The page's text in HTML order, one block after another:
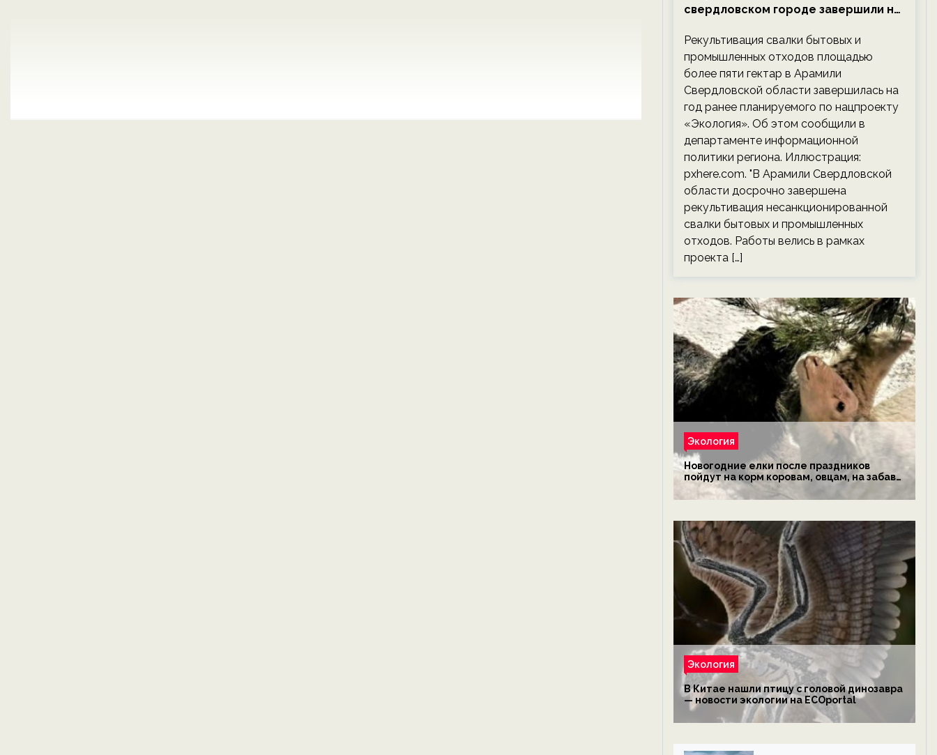
свердловском городе завершили на
новости экологии на ECOportal
Рекультивация свалки бытовых и
промышленных отходов площадью
более пяти гектар в Арамили
Свердловской области завершилась на
год ранее планируемого по нацпроекту
«Экология». Об этом сообщили в
департаменте информационной
политики региона. Иллюстрация:
pxhere.com. "В Арамили Свердловской
области досрочно завершена
рекультивация несанкционированной
свалки бытовых и промышленных
отходов. Работы велись в рамках
проекта […]
Экология
Новогодние елки после праздников
пойдут на корм коровам, овцам, на забаву
обезьянам, львам и леопардам — новости
экологии на ECOportal
Экология
В Китае нашли птицу с головой динозавра
— новости экологии на ECOportal